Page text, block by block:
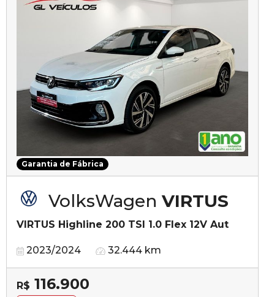
Garantia de Fábrica
VolksWagen VIRTUS
VIRTUS Highline 200 TSI 1.0 Flex 12V Aut
2023/2024 32.444 km
R$ 116.900